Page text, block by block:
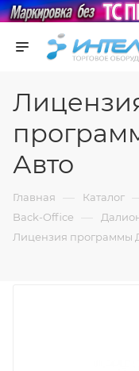
Авто
Главная — Каталог
Back-Office —
Лицензия программы